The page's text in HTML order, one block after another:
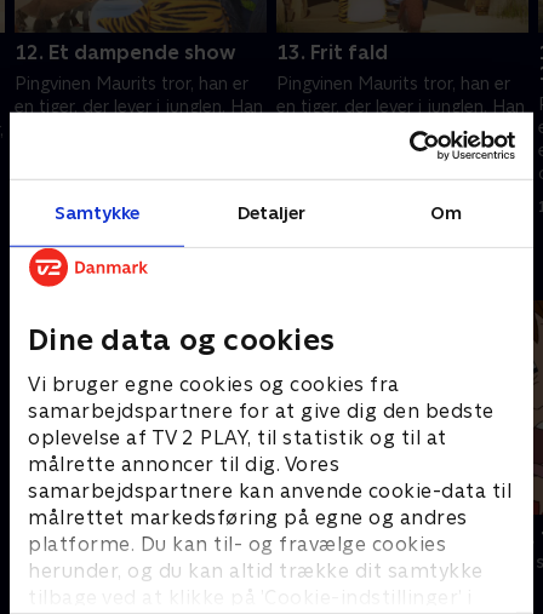
Samtykke Detaljer Om
Dine data og cookies
Vi bruger egne cookies og cookies fra
samarbejdspartnere for at give dig den bedste
oplevelse af TV 2 PLAY, til statistik og til at
målrette annoncer til dig. Vores
samarbejdspartnere kan anvende cookie-data til
målrettet markedsføring på egne og andres
platforme. Du kan til- og fravælge cookies
herunder, og du kan altid trække dit samtykke
tilbage ved at klikke på ’Cookie-indstillinger’ i
12. Et dampende show
Pingvinen Maurits tror, han er
en tiger, der lever i junglen. Han
til undsætning, hvis de er i fare.
1. juni 2019 • 11 min
13. Frit fald
Pingvinen Maurits tror, han er
en tiger, der lever i junglen. Han
er en helt ligesom de andre dyr,
og sammen kommer de andre
til undsætning, hvis de er i fare.
1. juni 2019 • 11 min
Andre så også
Little Charmers
Børneserier • 2 sæsoner
Karlsson på
Børneserier • 1